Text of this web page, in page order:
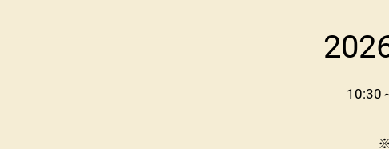
10:30